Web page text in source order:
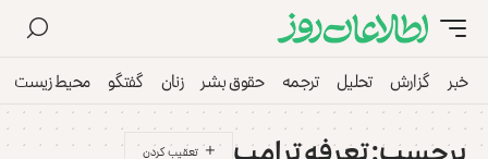
خبر گزارش تحلیل ترجمه حقوق بشر زنان گفتگو محیط زیست